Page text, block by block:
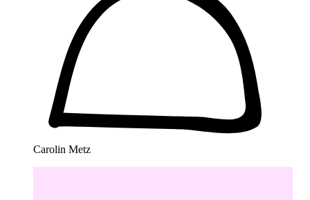
Carolin Metz